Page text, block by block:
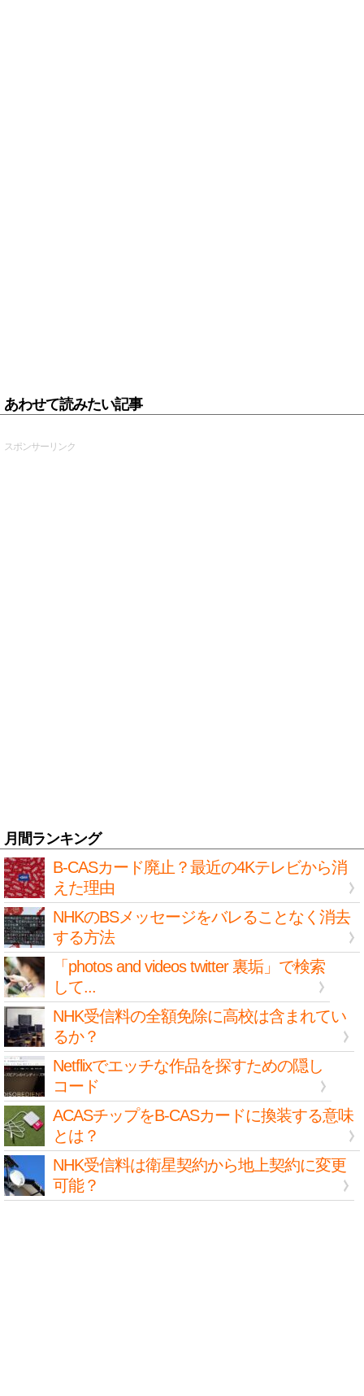
あわせて読みたい記事
スポンサーリンク
月間ランキング
B-CASカード廃止？最近の4Kテレビから消
えた理由
NHKのBSメッセージをバレることなく消去
する方法
「photos and videos twitter 裏垢」で検索
して...
NHK受信料の全額免除に高校は含まれてい
るか？
Netflixでエッチな作品を探すための隠し
コード
ACASチップをB-CASカードに換装する意味
とは？
NHK受信料は衛星契約から地上契約に変更
可能？